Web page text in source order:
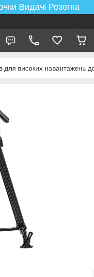
Видачі Розетка
для високих навантажень